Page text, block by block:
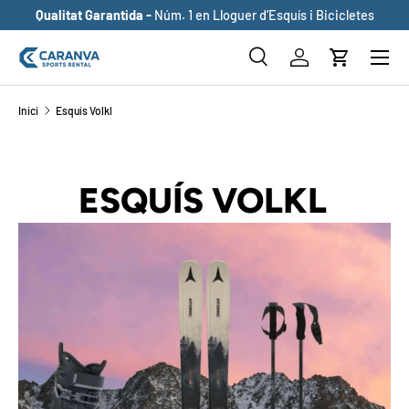
ANAR AL CONTINGUT
Qualitat Garantida - Núm. 1 en Lloguer d’Esquís i Bicicletes
Cerca
BuscarInicia sessió
Cistella
Inici Esquís Volkl
ESQUÍS VOLKL